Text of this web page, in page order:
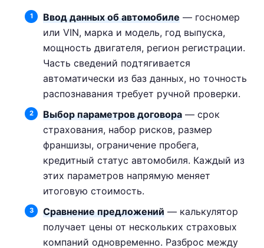
Ввод данных об автомобиле— госномер
или VIN, марка и модель, год выпуска,
мощность двигателя, регион регистрации.
Часть сведений подтягивается
автоматически из баз данных, но точность
распознавания требует ручной проверки.
Выбор параметров договора— срок
страхования, набор рисков, размер
франшизы, ограничение пробега,
кредитный статус автомобиля. Каждый из
этих параметров напрямую меняет
итоговую стоимость.
Сравнение предложений— калькулятор
получает цены от нескольких страховых
компаний одновременно. Разброс между